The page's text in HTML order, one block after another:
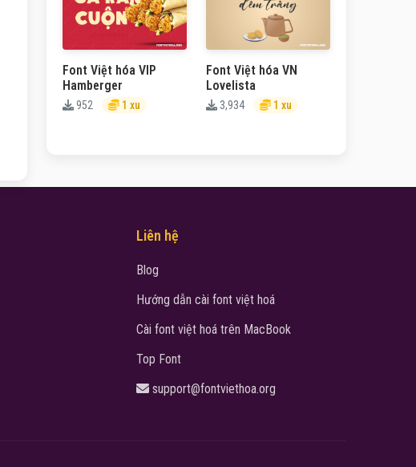
Font Việt hóa VIP
Hamberger
952 1 xu
Font Việt hóa VN
Lovelista
3,934 1 xu
Liên hệ
Blog
Hướng dẫn cài font việt hoá
Cài font việt hoá trên MacBook
Top Font
support@fontviethoa.org